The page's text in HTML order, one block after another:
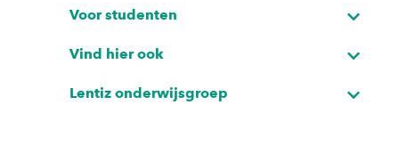
Voor studenten
Vind hier ook
Lentiz onderwijsgroep